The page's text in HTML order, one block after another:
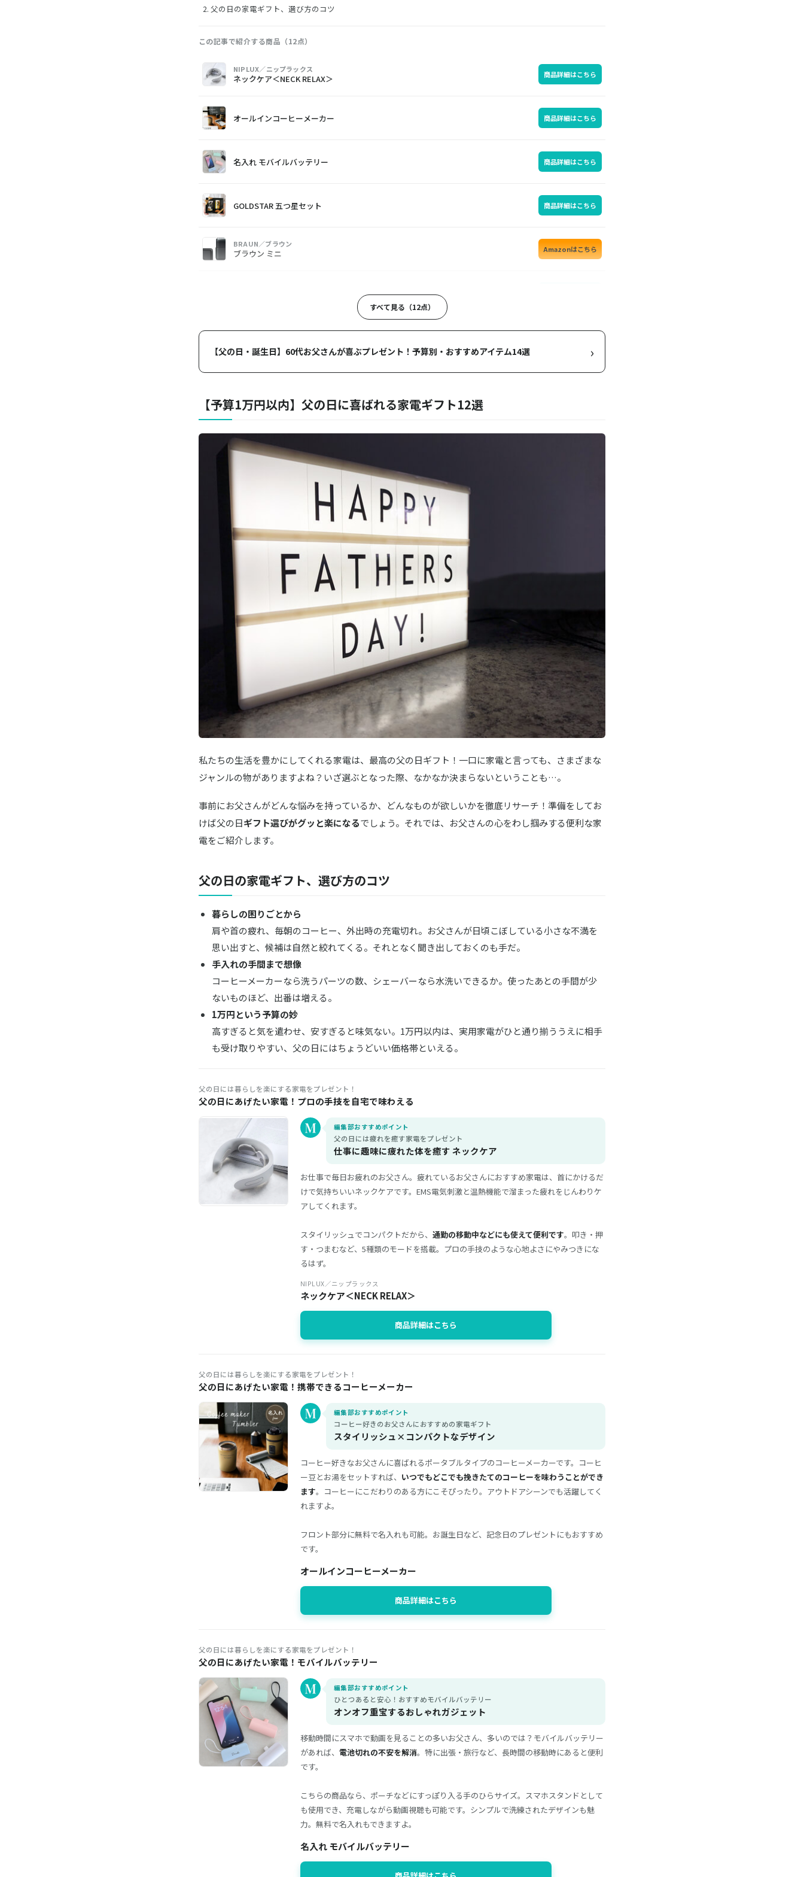
父の日の家電ギフト、選び方のコツ
この記事で紹介する商品（12点）
画
像
商
品
購
入
NIPLUX／ニップラックス
ネックケア＜NECK RELAX＞ 商品詳細はこちら
オールインコーヒーメーカー 商品詳細はこちら
名入れ モバイルバッテリー 商品詳細はこちら
GOLDSTAR 五つ星セット 商品詳細はこちら
BRAUN／ブラウン
ブラウン ミニ Amazonはこちら
PRISMATE／プリズメイト
Anker／アンカー
炉ばた焼器 炙りや CB-ABR-1
SOS機能付き大画面スマートウォッチ
すべて見る（12点）
【父の日・誕生日】60代お父さんが喜ぶプレゼント！予算別・おすすめアイテム14選 ›
【予算1万円以内】父の日に喜ばれる家電ギフト12選
私たちの生活を豊かにしてくれる家電は、最高の父の日ギフト！一口に家電と言っても、さまざまな
ジャンルの物がありますよね？いざ選ぶとなった際、なかなか決まらないということも…。
事前にお父さんがどんな悩みを持っているか、どんなものが欲しいかを徹底リサーチ！準備をしてお
けば父の日ギフト選びがグッと楽になるでしょう。それでは、お父さんの心をわし掴みする便利な家
電をご紹介します。
父の日の家電ギフト、選び方のコツ
暮らしの困りごとから
肩や首の疲れ、毎朝のコーヒー、外出時の充電切れ。お父さんが日頃こぼしている小さな不満を
思い出すと、候補は自然と絞れてくる。それとなく聞き出しておくのも手だ。
手入れの手間まで想像
コーヒーメーカーなら洗うパーツの数、シェーバーなら水洗いできるか。使ったあとの手間が少
ないものほど、出番は増える。
1万円という予算の妙
高すぎると気を遣わせ、安すぎると味気ない。1万円以内は、実用家電がひと通り揃ううえに相手
も受け取りやすい、父の日にはちょうどいい価格帯といえる。
父の日には暮らしを楽にする家電をプレゼント！
父の日にあげたい家電！プロの手技を自宅で味わえる
編集部おすすめポイント
父の日には疲れを癒す家電をプレゼント
仕事に趣味に疲れた体を癒す ネックケア
お仕事で毎日お疲れのお父さん。疲れているお父さんにおすすめ家電は、首にかけるだ
けで気持ちいいネックケアです。EMS電気刺激と温熱機能で溜まった疲れをじんわりケ
アしてくれます。
スタイリッシュでコンパクトだから、 通勤の移動中などにも使えて便利です。叩き・押
す・つまむなど、5種類のモードを搭載。プロの手技のような心地よさにやみつきにな
るはず。
NIPLUX／ニップラックス
ネックケア＜NECK RELAX＞
商品詳細はこちら
父の日には暮らしを楽にする家電をプレゼント！
父の日にあげたい家電！携帯できるコーヒーメーカー
編集部おすすめポイント
コーヒー好きのお父さんにおすすめの家電ギフト
スタイリッシュ×コンパクトなデザイン
コーヒー好きなお父さんに喜ばれるポータブルタイプのコーヒーメーカーです。コーヒ
ー豆とお湯をセットすれば、 いつでもどこでも挽きたてのコーヒーを味わうことができ
ます。コーヒーにこだわりのある方にこそぴったり。アウトドアシーンでも活躍してく
れますよ。
フロント部分に無料で名入れも可能。お誕生日など、記念日のプレゼントにもおすすめ
です。
オールインコーヒーメーカー
商品詳細はこちら
父の日には暮らしを楽にする家電をプレゼント！
父の日にあげたい家電！モバイルバッテリー
編集部おすすめポイント
ひとつあると安心！おすすめモバイルバッテリー
オンオフ重宝するおしゃれガジェット
移動時間にスマホで動画を見ることの多いお父さん、多いのでは？モバイルバッテリー
があれば、 電池切れの不安を解消。特に出張・旅行など、長時間の移動時にあると便利
です。
こちらの商品なら、ポーチなどにすっぽり入る手のひらサイズ。スマホスタンドとして
も使用でき、充電しながら動画視聴も可能です。シンプルで洗練されたデザインも魅
力。無料で名入れもできますよ。
名入れ モバイルバッテリー